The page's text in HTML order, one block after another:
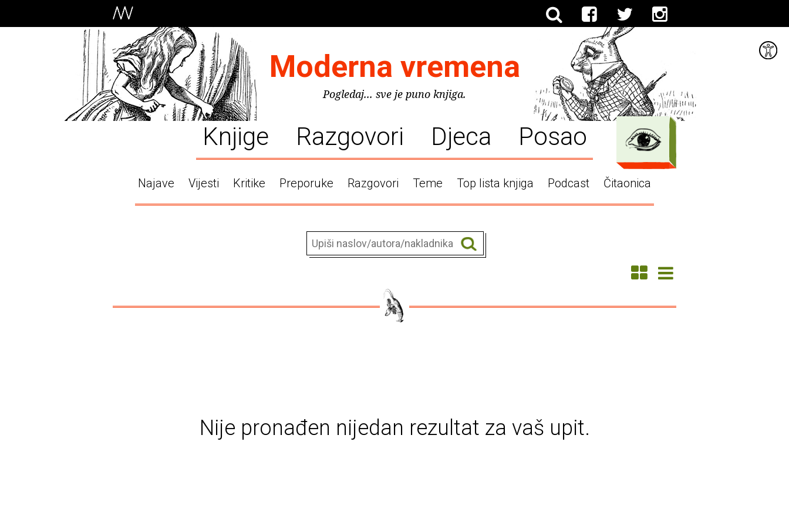
Moderna vremena
Pogledaj... sve je puno knjiga.
Knjige Razgovori Djeca Posao
Najave Vijesti Kritike Preporuke Razgovori Teme Top lista knjiga Podcast Čitaonica
Nije pronađen nijedan rezultat za vaš upit.